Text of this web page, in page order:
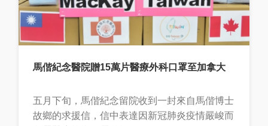
馬偕紀念醫院贈15萬片醫療外科口罩至加拿大
五月下旬，馬偕紀念留院收到一封來自馬偕博士
故鄉的求援信，信中表達因新冠肺炎疫情嚴峻而